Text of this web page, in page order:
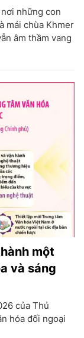
những con
mái chùa Khmer
âm thầm vang
một
và sáng
của Thủ
hóa đối ngoại